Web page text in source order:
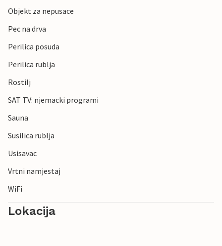
Objekt za nepusace
Pec na drva
Perilica posuda
Perilica rublja
Rostilj
SAT TV: njemacki programi
Sauna
Susilica rublja
Usisavac
Vrtni namjestaj
WiFi
Lokacija